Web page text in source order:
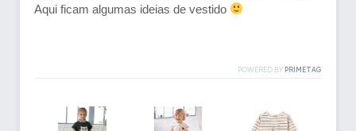
Aqui ficam algumas ideias de vestido